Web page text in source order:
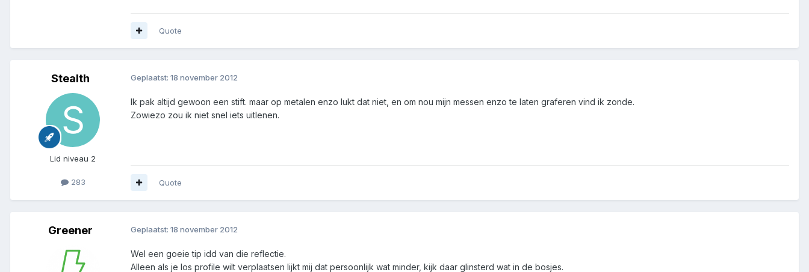
Quote
Stealth
Lid niveau 2
283
Geplaatst: 18 november 2012
Ik pak altijd gewoon een stift. maar op metalen enzo lukt dat niet, en om nou mijn messen enzo te laten graferen vind ik zonde.
Zowiezo zou ik niet snel iets uitlenen.
Quote
Greener Geplaatst: 18 november 2012
Wel een goeie tip idd van die reflectie.
Alleen als je los profile wilt verplaatsen lijkt mij dat persoonlijk wat minder, kijk daar glinsterd wat in de bosjes.